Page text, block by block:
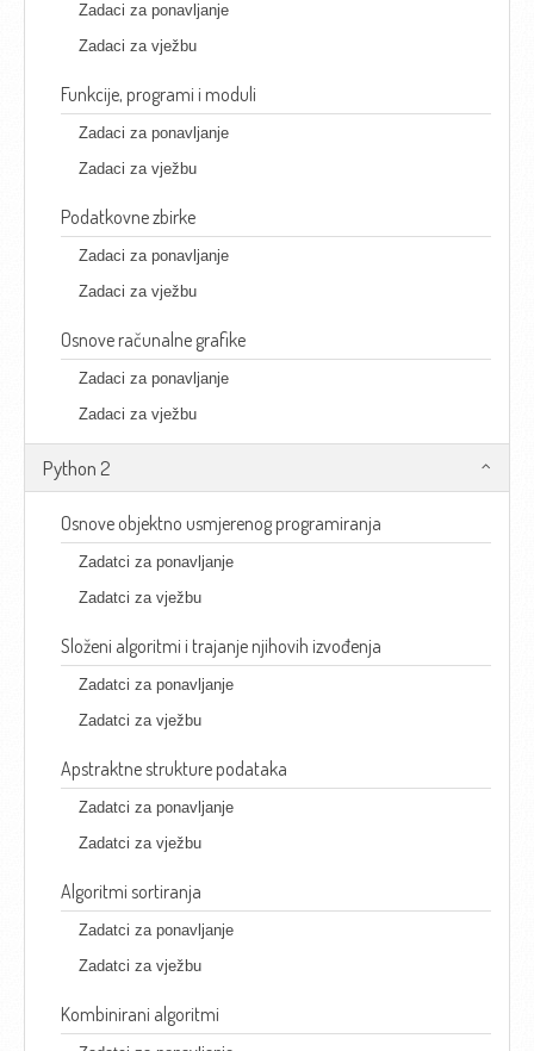
Zadaci za ponavljanje
Zadaci za vježbu
Funkcije, programi i moduli
Zadaci za ponavljanje
Zadaci za vježbu
Podatkovne zbirke
Zadaci za ponavljanje
Zadaci za vježbu
Osnove računalne grafike
Zadaci za ponavljanje
Zadaci za vježbu
Python 2
Osnove objektno usmjerenog programiranja
Zadatci za ponavljanje
Zadatci za vježbu
Složeni algoritmi i trajanje njihovih izvođenja
Zadatci za ponavljanje
Zadatci za vježbu
Apstraktne strukture podataka
Zadatci za ponavljanje
Zadatci za vježbu
Algoritmi sortiranja
Zadatci za ponavljanje
Zadatci za vježbu
Kombinirani algoritmi